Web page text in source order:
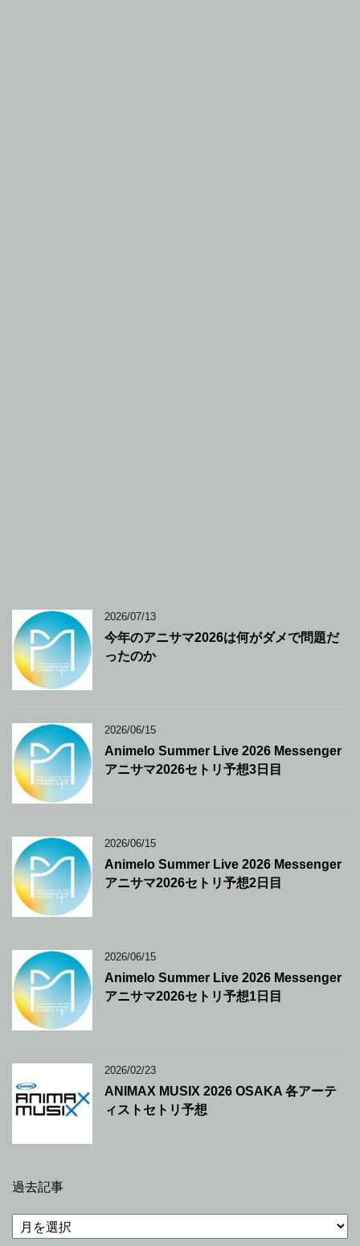
2026/07/13
今年のアニサマ2026は何がダメで問題だ
ったのか
2026/06/15
Animelo Summer Live 2026 Messenger
アニサマ2026セトリ予想3日目
2026/06/15
Animelo Summer Live 2026 Messenger
アニサマ2026セトリ予想2日目
2026/06/15
Animelo Summer Live 2026 Messenger
アニサマ2026セトリ予想1日目
2026/02/23
ANIMAX MUSIX 2026 OSAKA 各アーテ
ィストセトリ予想
過去記事
過
去